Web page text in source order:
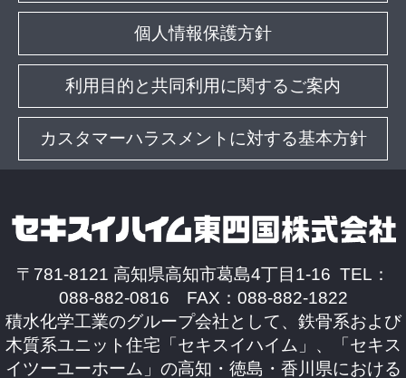
個人情報保護方針
利用目的と共同利用に関するご案内
カスタマーハラスメントに対する基本方針
〒781-8121 高知県高知市葛島4丁目1-16 TEL：
088-882-0816 FAX：088-882-1822
積水化学工業のグループ会社として、鉄骨系および
木質系ユニット住宅「セキスイハイム」、「セキス
イツーユーホーム」の高知・徳島・香川県における